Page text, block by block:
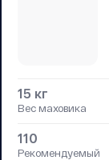
15 кг
Вес маховика
110
Рекомендуемый